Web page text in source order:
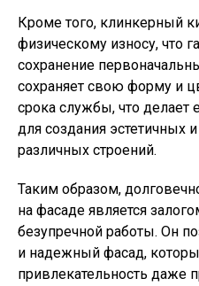
Кроме того, клинкерный
физическому износу, что
сохранение
сохраняет свою форму и
срока службы, что
для создания эстетичных
различных строений.
Таким образом,
на фасаде является
безупречной работы. Он
и надежный фасад,
привлекательность даже